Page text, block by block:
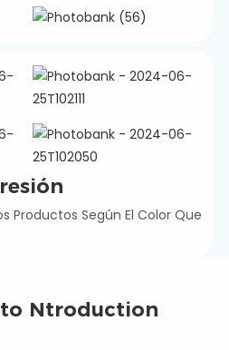
Productos Según El Color Que
Ntroduction